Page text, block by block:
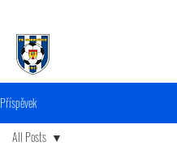
Příspěvek
All Posts